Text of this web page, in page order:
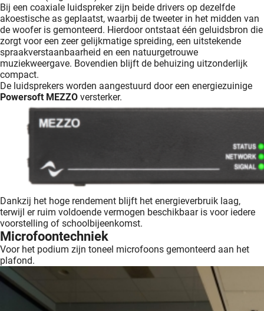
Bij een coaxiale luidspreker zijn beide drivers op dezelfde
akoestische as geplaatst, waarbij de tweeter in het midden van
de woofer is gemonteerd. Hierdoor ontstaat één geluidsbron die
zorgt voor een zeer gelijkmatige spreiding, een uitstekende
spraakverstaanbaarheid en een natuurgetrouwe
muziekweergave. Bovendien blijft de behuizing uitzonderlijk
compact.
De luidsprekers worden aangestuurd door een energiezuinige
Powersoft MEZZO versterker.
Dankzij het hoge rendement blijft het energieverbruik laag,
terwijl er ruim voldoende vermogen beschikbaar is voor iedere
voorstelling of schoolbijeenkomst.
Microfoontechniek
Voor het podium zijn toneel microfoons gemonteerd aan het
plafond.